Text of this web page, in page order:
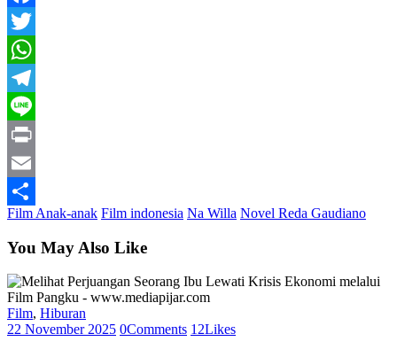
Facebook
Twitter
WhatsApp
Telegram
Line
Print
Email
Share
Film Anak-anak Film indonesia Na Willa Novel Reda Gaudiano
You May Also Like
Film, Hiburan
22 November 2025 0Comments 12Likes